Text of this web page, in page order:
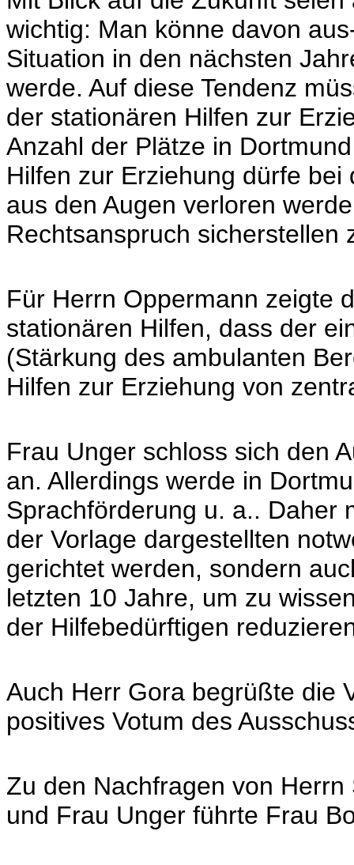
wichtig: Man könne davon
Situation in den nächsten
werde. Auf diese Tendenz
der stationären Hilfen zur
Anzahl der Plätze in
Hilfen zur Erziehung dürfe
aus den Augen verloren
Rechtsanspruch sicherstellen
Für Herrn Oppermann zeigte
stationären Hilfen, dass der
(Stärkung des ambulanten
Hilfen zur Erziehung von
Frau Unger schloss sich den
an. Allerdings werde in
Sprachförderung u. a.. Daher
der Vorlage dargestellten
gerichtet werden, sondern
letzten 10 Jahre, um zu
der Hilfebedürftigen
Auch Herr Gora begrüßte die
positives Votum des
Zu den Nachfragen von
und Frau Unger führte Frau